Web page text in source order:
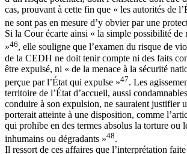
cas, prouvant à cette fin que « les autorités de
ne sont pas en mesure d’y obvier par une
Si la Cour écarte ainsi « la simple possibilité de
»46, elle souligne que l’examen du risque de
de la CEDH ne doit tenir compte ni des faits
être expulsé, ni « de la menace à la sécurité
perçue par l’État qui expulse »47. Les
territoire de l’État d’accueil, aussi
conduire à son expulsion, ne sauraient justifier
porterait atteinte à une disposition, comme
qui prohibe en des termes absolus la torture ou
inhumains ou dégradants »48.
Il ressort de ces affaires que l’interprétation